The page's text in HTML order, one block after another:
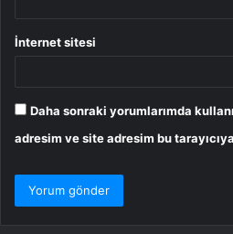
İnternet sitesi
Daha sonraki yorumlarımda
adresim ve site adresim bu